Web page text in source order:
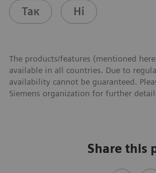
Так Ні
The products/features (mentioned
available in all countries. Due to
availability cannot be guaranteed.
Siemens organization for further
Share this